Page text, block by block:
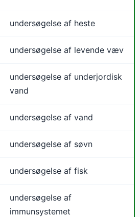
undersøgelse af heste
undersøgelse af levende væv
undersøgelse af underjordisk
vand
undersøgelse af vand
undersøgelse af søvn
undersøgelse af fisk
undersøgelse af
immunsystemet